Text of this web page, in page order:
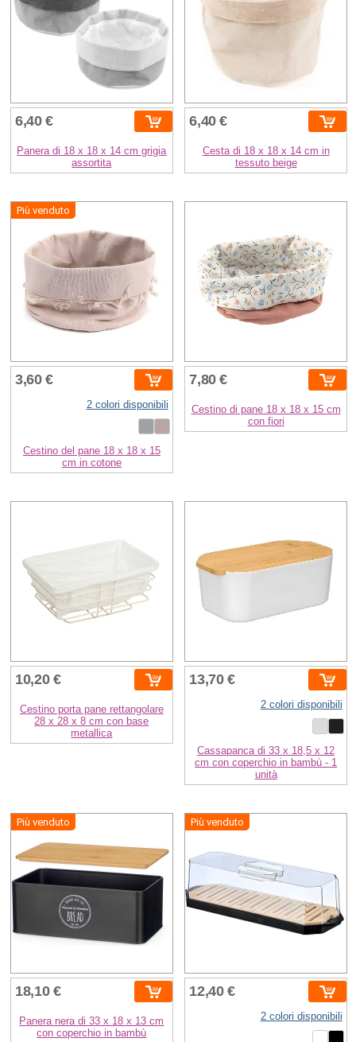
6,40 €
Panera di 18 x 18 x 14 cm grigia
assortita
6,40 €
Cesta di 18 x 18 x 14 cm in
tessuto beige
Più venduto
3,60 €
2 colori disponibili
Cestino del pane 18 x 18 x 15
cm in cotone
7,80 €
Cestino di pane 18 x 18 x 15 cm
con fiori
10,20 €
Cestino porta pane rettangolare
28 x 28 x 8 cm con base
metallica
13,70 €
2 colori disponibili
Cassapanca di 33 x 18,5 x 12
cm con coperchio in bambù - 1
unità
Più venduto
18,10 €
Panera nera di 33 x 18 x 13 cm
con coperchio in bambù
Più venduto
12,40 €
2 colori disponibili